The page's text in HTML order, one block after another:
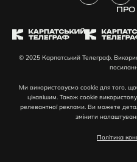
b
o
-
f
s
a
r
a
m
ПРО
© 2025 Карпатський Телеграф.
Ми використовуємо cookie для того,
цікавішим. Також cookie
релевантної реклами. Ви можете
змінити
Політика